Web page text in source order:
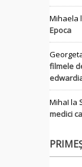
Mihaela
Epoca
filmele
MihaI la
medici